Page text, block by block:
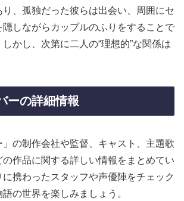
、孤独だった彼らは出会い、周囲にセ
隠しながらカップルのふりをすることで
かし、次第に二人の“理想的”な関係は
ーの詳細情報
」の制作会社や監督、キャスト、主題歌
作品に関する詳しい情報をまとめてい
に携わったスタッフや声優陣をチェック
の世界を楽しみましょう。